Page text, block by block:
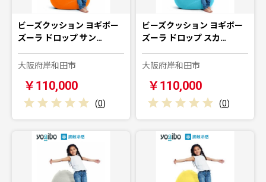
ビーズクッション ヨギボー
ズーラ ドロップ サン…
大阪府岸和田市
￥110,000
(0)
ビーズクッション ヨギボー
ズーラ ドロップ スカ…
大阪府岸和田市
￥110,000
(0)